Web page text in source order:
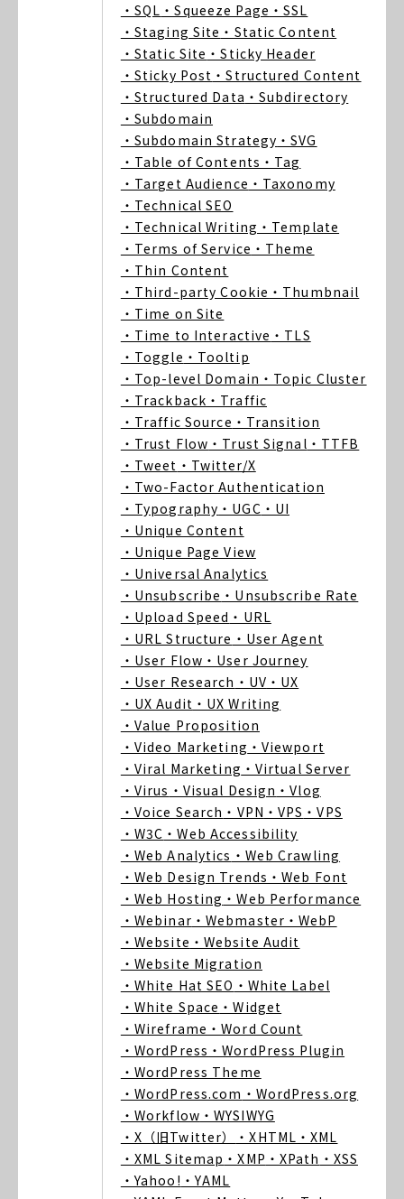
・SQL ・Squeeze Page ・SSL
・Staging Site ・Static Content
・Static Site ・Sticky Header
・Sticky Post ・Structured Content
・Structured Data ・Subdirectory
・Subdomain
・Subdomain Strategy ・SVG
・Table of Contents ・Tag
・Target Audience ・Taxonomy
・Technical SEO
・Technical Writing ・Template
・Terms of Service ・Theme
・Thin Content
・Third-party Cookie ・Thumbnail
・Time on Site
・Time to Interactive ・TLS
・Toggle ・Tooltip
・Top-level Domain ・Topic Cluster
・Trackback ・Traffic
・Traffic Source ・Transition
・Trust Flow ・Trust Signal ・TTFB
・Tweet ・Twitter/X
・Two-Factor Authentication
・Typography ・UGC ・UI
・Unique Content
・Unique Page View
・Universal Analytics
・Unsubscribe ・Unsubscribe Rate
・Upload Speed ・URL
・URL Structure ・User Agent
・User Flow ・User Journey
・User Research ・UV ・UX
・UX Audit ・UX Writing
・Value Proposition
・Video Marketing ・Viewport
・Viral Marketing ・Virtual Server
・Virus ・Visual Design ・Vlog
・Voice Search ・VPN ・VPS ・VPS
・W3C ・Web Accessibility
・Web Analytics ・Web Crawling
・Web Design Trends ・Web Font
・Web Hosting ・Web Performance
・Webinar ・Webmaster ・WebP
・Website ・Website Audit
・Website Migration
・White Hat SEO ・White Label
・White Space ・Widget
・Wireframe ・Word Count
・WordPress ・WordPress Plugin
・WordPress Theme
・WordPress.com ・WordPress.org
・Workflow ・WYSIWYG
・X（旧Twitter）
・XHTML ・XML
・XML Sitemap ・XMP ・XPath ・XSS
・Yahoo! ・YAML